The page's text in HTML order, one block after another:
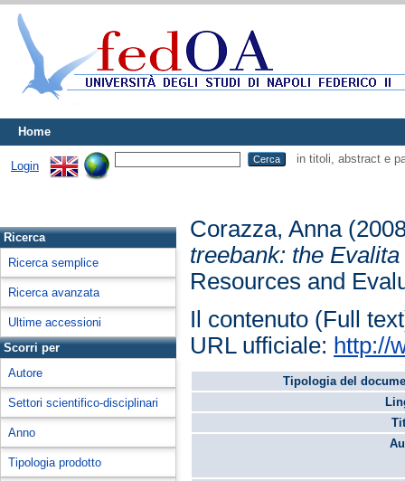
Home
Login
in titoli, abstract e
Ricerca
Ricerca semplice
Ricerca avanzata
Ultime accessioni
Scorri per
Autore
Settori scientifico-disciplinari
Anno
Tipologia prodotto
Corazza, Anna
treebank: the
Resources and
Il contenuto (Full
URL ufficiale: http://
Tipologia del